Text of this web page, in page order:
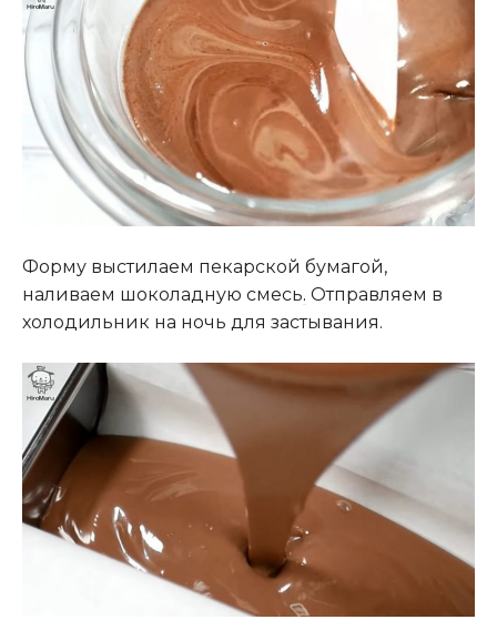
Форму выстилаем пекарской бумагой,
наливаем шоколадную смесь. Отправляем в
холодильник на ночь для застывания.